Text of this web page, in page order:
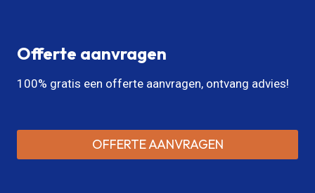
Offerte aanvragen
100% gratis een offerte aanvragen, ontvang advies!
OFFERTE AANVRAGEN